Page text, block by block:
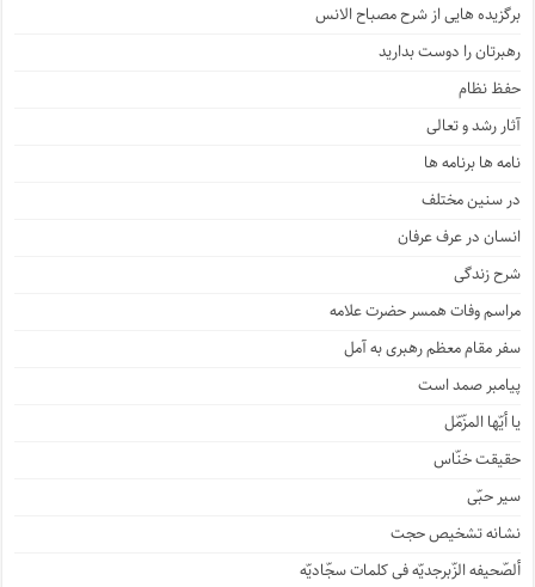
برگزیده هایی از شرح مصباح الانس
رهبرتان را دوست بدارید
حفظ نظام
آثار رشد و تعالی
نامه ها برنامه ها
در سنین مختلف
انسان در عرف عرفان
شرح زندگی
مراسم وفات همسر حضرت علامه
سفر مقام معظم رهبری به آمل
پیامبر صمد است
یا أیّها المزّمّل
حقیقت خنّاس
سیر حبّی
نشانه تشخیص حجت
ألصّحیفه الزّبرجدیّه فی کلمات سجّادیّه